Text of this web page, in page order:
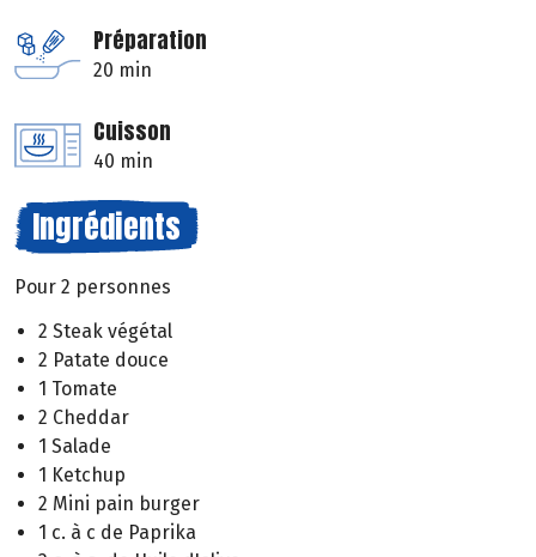
Préparation
20 min
Cuisson
40 min
Ingrédients
Pour 2 personnes
2 Steak végétal
2 Patate douce
1 Tomate
2 Cheddar
1 Salade
1 Ketchup
2 Mini pain burger
1 c. à c de Paprika